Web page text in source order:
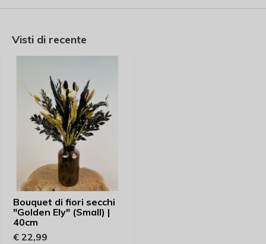
Visti di recente
Bouquet di fiori secchi
"Golden Ely" (Small) |
40cm
€ 22,99